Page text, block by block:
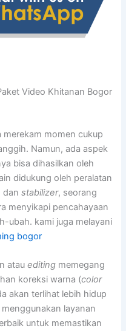
Video Khitanan Bogor
momen cukup
Namun, ada aspek
bisa dihasilkan oleh
didukung oleh peralatan
dan stabilizer, seorang
menyikapi pencahayaan
ubah. kami juga melayani
bogor
atau editing memegang
koreksi warna (color
akan terlihat lebih hidup
layanan
untuk memastikan